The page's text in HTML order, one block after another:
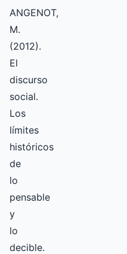
ANGENOT,
M.
(2012).
El
discurso
social.
Los
límites
históricos
de
lo
pensable
y
lo
decible.